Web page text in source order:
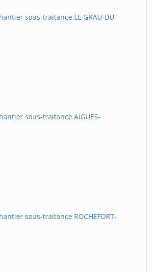
sous-traitance LE GRAU-DU-
sous-traitance AIGUES-
sous-traitance ROCHEFORT-